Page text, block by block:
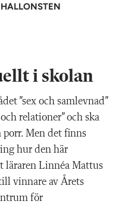
i skolan
”sex och samlevnad”
relationer” och ska
Men det finns
hur den här
läraren Linnéa Mattus
vinnare av Årets
för